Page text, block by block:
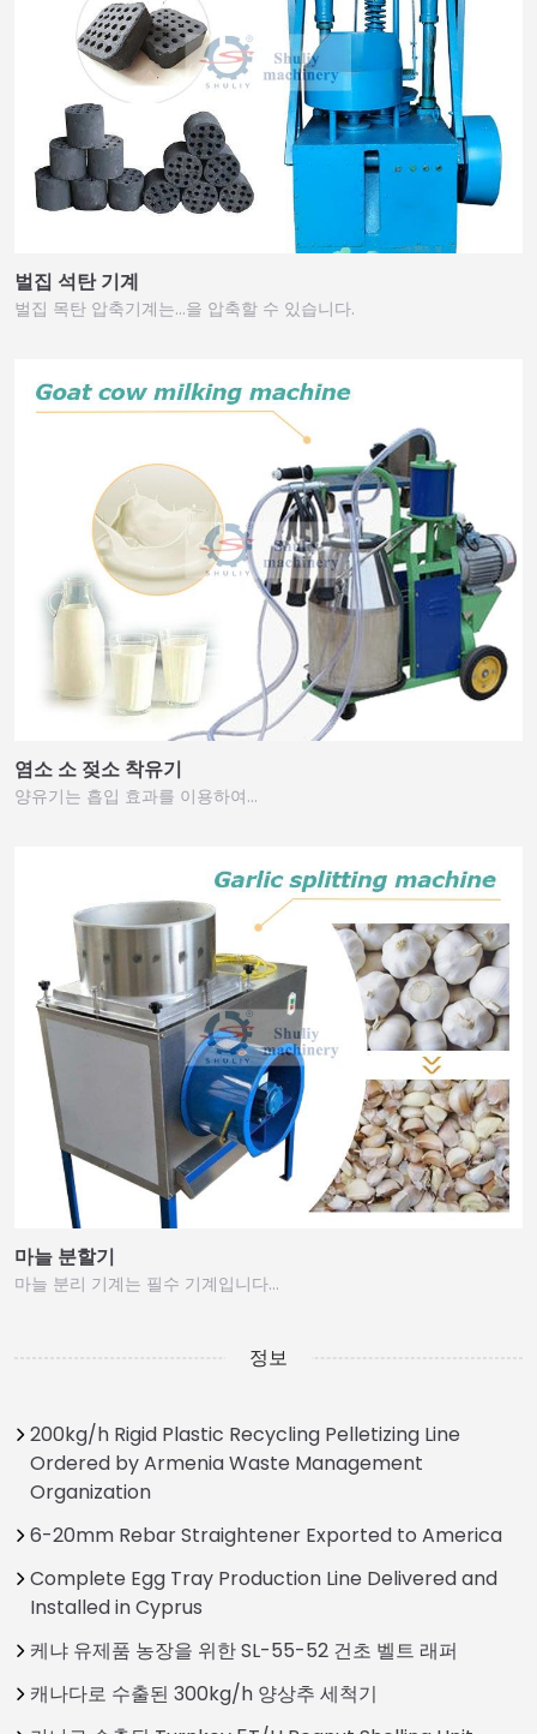
벌집 석탄 기계
벌집 목탄 압축기계는…을 압축할 수 있습니다.
염소 소 젖소 착유기
양유기는 흡입 효과를 이용하여…
마늘 분할기
마늘 분리 기계는 필수 기계입니다…
정보
200kg/h Rigid Plastic Recycling Pelletizing Line
Ordered by Armenia Waste Management
Organization
6-20mm Rebar Straightener Exported to America
Complete Egg Tray Production Line Delivered and
Installed in Cyprus
케냐 유제품 농장을 위한 SL-55-52 건초 벨트 래퍼
캐나다로 수출된 300kg/h 양상추 세척기